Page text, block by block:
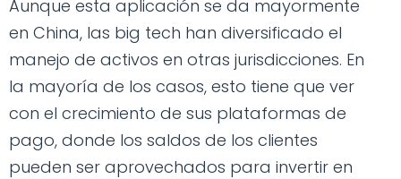
Aunque esta aplicación se da mayormente
en China, las big tech han diversificado el
manejo de activos en otras jurisdicciones. En
la mayoría de los casos, esto tiene que ver
con el crecimiento de sus plataformas de
pago, donde los saldos de los clientes
pueden ser aprovechados para invertir en